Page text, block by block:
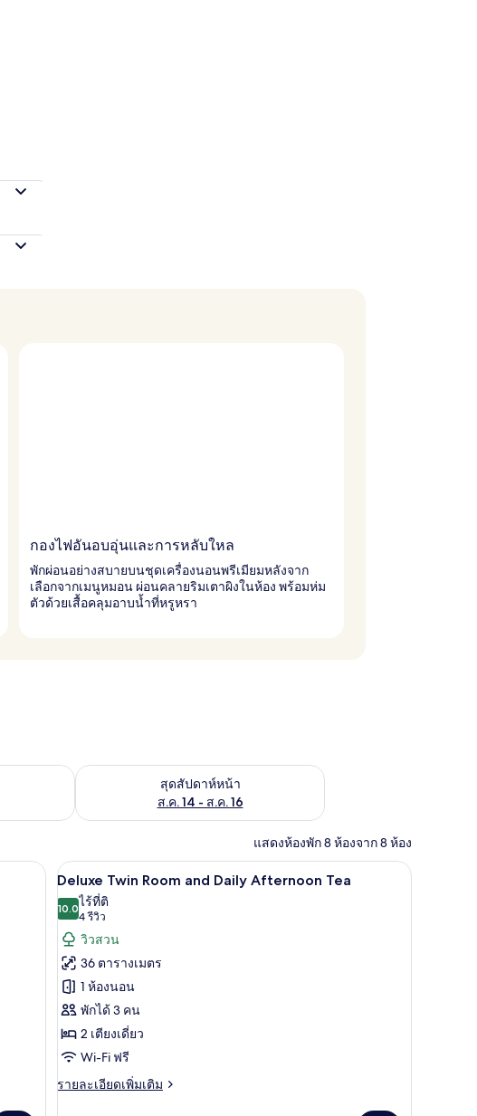
กองไฟอันอบอุ่นและการหลับใหล
พักผ่อนอย่างสบายบนชุดเครื่องนอนพรีเมียมหลังจาก
เลือกจากเมนูหมอน ผ่อนคลายริมเตาผิงในห้อง พร้อมห่ม
ตัวด้วยเสื้อคลุมอาบน้ำที่หรูหรา
สุดสัปดาห์นี้ ส.ค. 7 - ส.ค. 9สุดสัปดาห์หน้า
ส.ค. 14 - ส.ค. 16
ตรวจสอบจำนวนห้องพักว่างในสุดสัปดาห์หน้า ส.ค. 14 - ส.ค. 16
แสดงห้องพัก 8 ห้องจาก 8 ห้อง
Afternoon Tea) | มินิบาร์, ตู้นิรภัยในห้องพัก, โต๊ะทำงาน, ห้องเก็บเสียง
เปิด
ภาพถ่าย
ทั้งหมด
ของ
Deluxe
Twin
Room
and
Daily
Afternoon
Deluxe Twin Room and Daily Afternoon
6
Deluxe Twin Room and Daily Afternoon Tea
10.010.0 จาก 10
ไร้ที่ติ
4 รีวิว
(4
รีวิว)
วิวสวน
36 ตารางเมตร
1 ห้องนอน
พักได้ 3 คน
2 เตียงเดี่ยว
Wi-Fi ฟรี
รายละเอียดเพิ่มเติม
ราย